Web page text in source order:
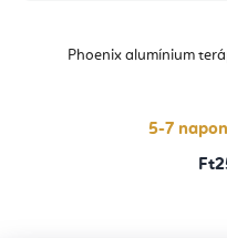
Phoenix alumínium
5-7